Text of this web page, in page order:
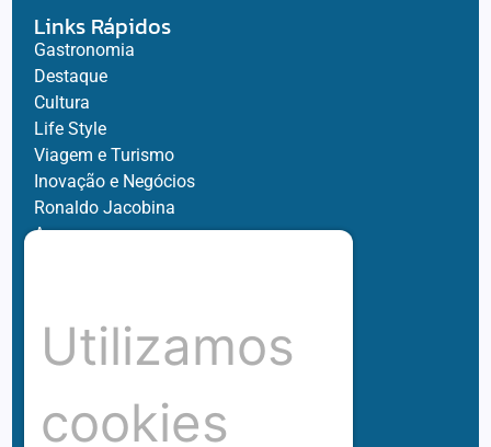
Links Rápidos
Gastronomia
Destaque
Cultura
Life Style
Viagem e Turismo
Inovação e Negócios
Ronaldo Jacobina
Agro
Hubnexxo
Tidelli
Utilizamos
cookies